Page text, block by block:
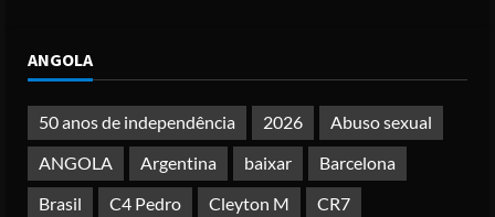
4
desejo de domínio”
Posted on 4 months ago
Irão reabre Estreito de Ormuz
durante trégua de 10 dias entre Israel
ANGOLA
50 anos de independência 2026
Abuso sexual
ANGOLA
Argentina baixar
Barcelona
Brasil
C4 Pedro Cleyton M
CR7